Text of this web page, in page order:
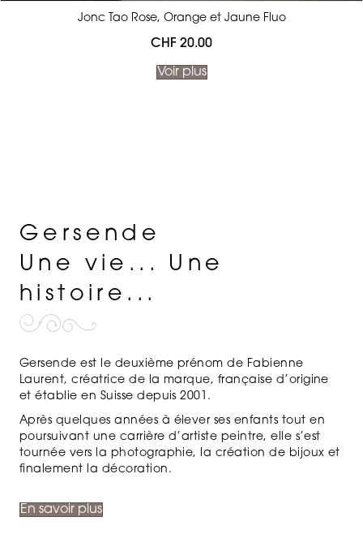
Jonc Tao Rose, Orange et Jaune Fluo
CHF 20.00
Voir plus
Gersende
Une vie... Une
histoire...
Gersende est le deuxième prénom de Fabienne
Laurent, créatrice de la marque, française d’origine
et établie en Suisse depuis 2001.
Après quelques années à élever ses enfants tout en
poursuivant une carrière d’artiste peintre, elle s’est
tournée vers la photographie, la création de bijoux et
finalement la décoration.
En savoir plus